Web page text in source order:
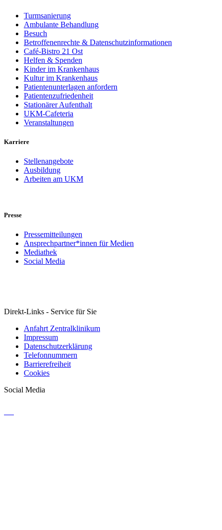
Turmsanierung
Ambulante Behandlung
Besuch
Betroffenenrechte & Datenschutzinformationen
Café-Bistro 21 Ost
Helfen & Spenden
Kinder im Krankenhaus
Kultur im Krankenhaus
Patientenunterlagen anfordern
Patientenzufriedenheit
Stationärer Aufenthalt
UKM-Cafeteria
Veranstaltungen
Karriere
Stellenangebote
Ausbildung
Arbeiten am UKM
Presse
Pressemitteilungen
Ansprechpartner*innen für Medien
Mediathek
Social Media
Direkt-Links - Service für Sie
Anfahrt Zentralklinikum
Impressum
Datenschutzerklärung
Telefonnummern
Barrierefreiheit
Cookies
Social Media